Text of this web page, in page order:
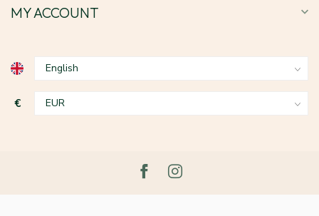
MY ACCOUNT
€